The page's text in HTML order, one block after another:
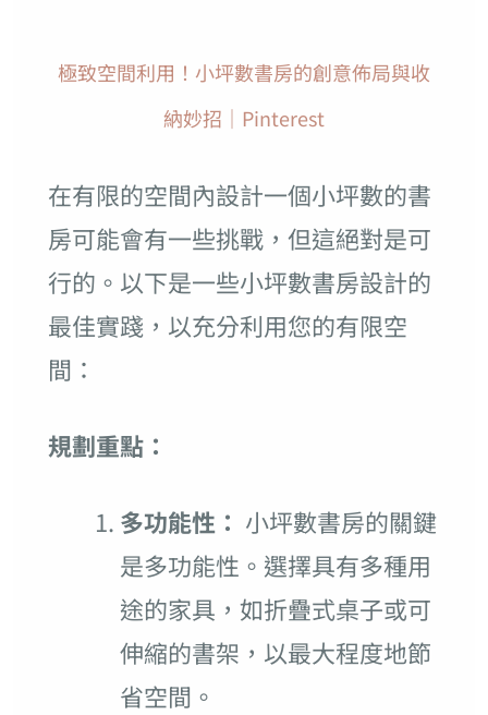
極致空間利用！小坪數書房的創意佈局與收
納妙招｜Pinterest
在有限的空間內設計一個小坪數的書
房可能會有一些挑戰，但這絕對是可
行的。以下是一些小坪數書房設計的
最佳實踐，以充分利用您的有限空
間：
規劃重點：
多功能性： 小坪數書房的關鍵
是多功能性。選擇具有多種用
途的家具，如折疊式桌子或可
伸縮的書架，以最大程度地節
省空間。